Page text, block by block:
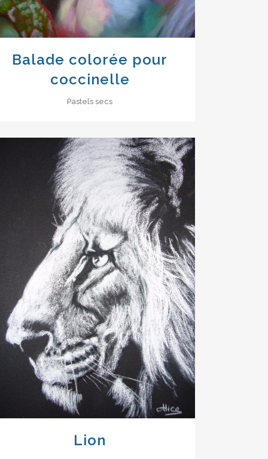
Balade colorée pour
coccinelle
Pastels secs
VIEW
Lion